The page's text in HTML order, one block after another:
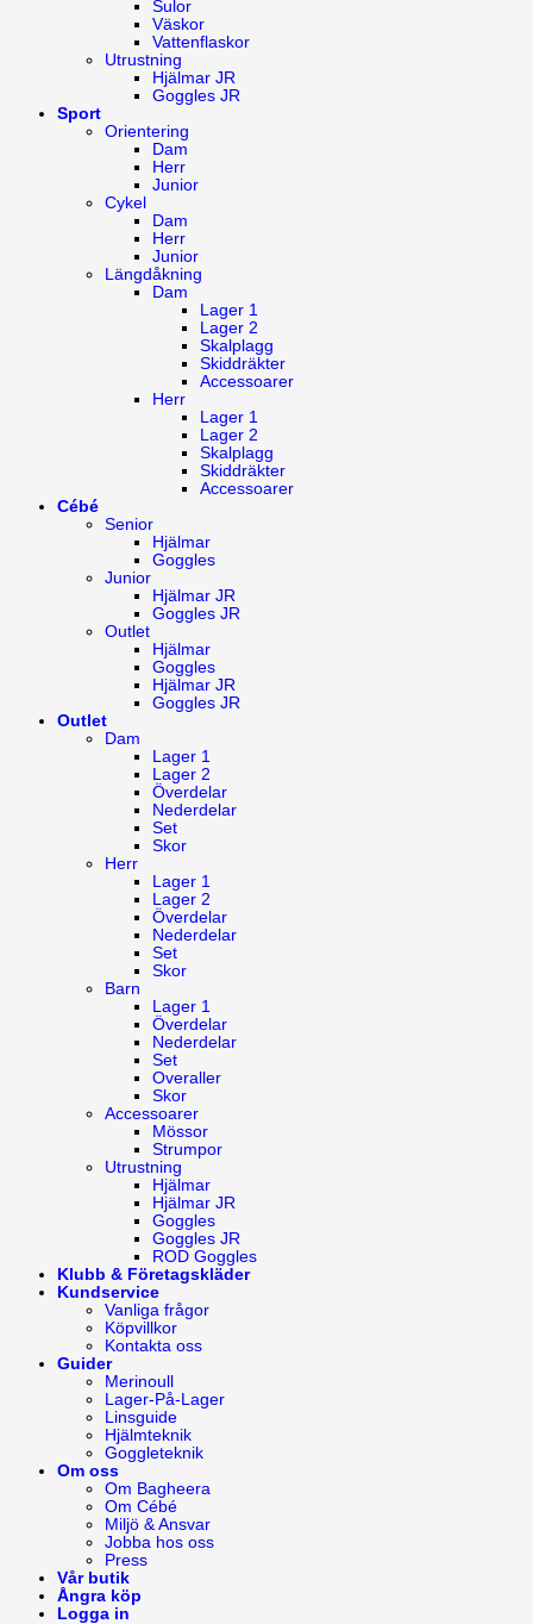
Sulor
Väskor
Vattenflaskor
Utrustning
Hjälmar JR
Goggles JR
Sport
Orientering
Dam
Herr
Junior
Cykel
Dam
Herr
Junior
Längdåkning
Dam
Lager 1
Lager 2
Skalplagg
Skiddräkter
Accessoarer
Herr
Lager 1
Lager 2
Skalplagg
Skiddräkter
Accessoarer
Cébé
Senior
Hjälmar
Goggles
Junior
Hjälmar JR
Goggles JR
Outlet
Hjälmar
Goggles
Hjälmar JR
Goggles JR
Outlet
Dam
Lager 1
Lager 2
Överdelar
Nederdelar
Set
Skor
Herr
Lager 1
Lager 2
Överdelar
Nederdelar
Set
Skor
Barn
Lager 1
Överdelar
Nederdelar
Set
Overaller
Skor
Accessoarer
Mössor
Strumpor
Utrustning
Hjälmar
Hjälmar JR
Goggles
Goggles JR
ROD Goggles
Klubb & Företagskläder
Kundservice
Vanliga frågor
Köpvillkor
Kontakta oss
Guider
Merinoull
Lager-På-Lager
Linsguide
Hjälmteknik
Goggleteknik
Om oss
Om Bagheera
Om Cébé
Miljö & Ansvar
Jobba hos oss
Press
Vår butik
Ångra köp
Logga in